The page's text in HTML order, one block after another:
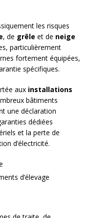
les risques
, de grêle et de neige
particulièrement
fortement équipées,
spécifiques.
aux installations
bâtiments
une déclaration
dédiées
et la perte de
d’électricité.
d’élevage